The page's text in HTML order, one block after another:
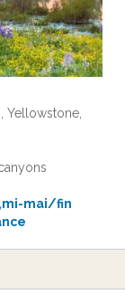
Yellowstone,
mai/fin